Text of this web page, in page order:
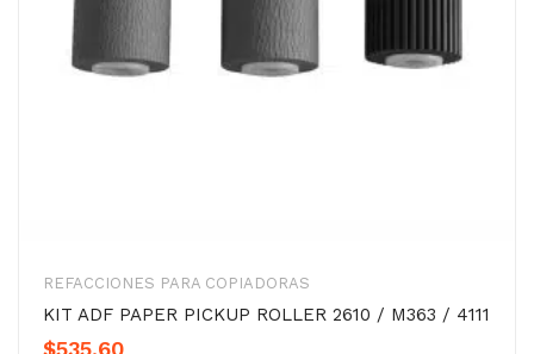
REFACCIONES PARA COPIADORAS
KIT ADF PAPER PICKUP ROLLER 2610 / M363 / 4111
$535.60